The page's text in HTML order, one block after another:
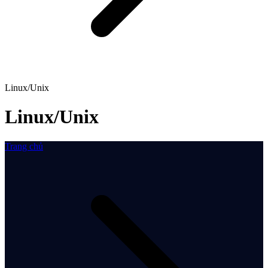
Linux/Unix
Linux/Unix
Trang chủ